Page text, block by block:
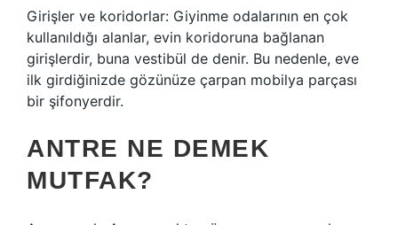
Girişler ve koridorlar: Giyinme odalarının en çok
kullanıldığı alanlar, evin koridoruna bağlanan
girişlerdir, buna vestibül de denir. Bu nedenle, eve
ilk girdiğinizde gözünüze çarpan mobilya parçası
bir şifonyerdir.
ANTRE NE DEMEK
MUTFAK?